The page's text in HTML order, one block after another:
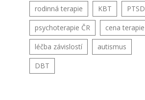
rodinná terapie KBT PTSD
psychoterapie ČR cena terapie
léčba závislostí autismus
DBT